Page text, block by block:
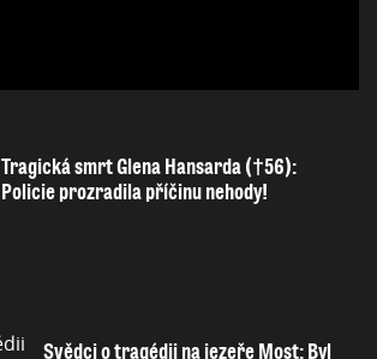
Tragická smrt Glena Hansarda (†56):
Policie prozradila příčinu nehody!
Svědci o tragédii na jezeře Most: Byl